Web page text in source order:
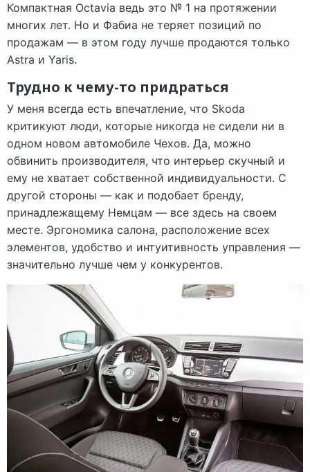
Компактная Octavia ведь это № 1 на протяжении
многих лет. Но и Фабиа не теряет позиций по
продажам — в этом году лучше продаются только
Astra и Yaris.
Трудно к чему-то придраться
У меня всегда есть впечатление, что Skoda
критикуют люди, которые никогда не сидели ни в
одном новом автомобиле Чехов. Да, можно
обвинить производителя, что интерьер скучный и
ему не хватает собственной индивидуальности. С
другой стороны — как и подобает бренду,
принадлежащему Немцам — все здесь на своем
месте. Эргономика салона, расположение всех
элементов, удобство и интуитивность управления —
значительно лучше чем у конкурентов.